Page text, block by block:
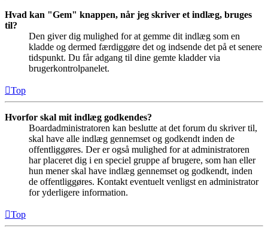
Hvad kan "Gem" knappen, når jeg skriver et indlæg, bruges
til?
Den giver dig mulighed for at gemme dit indlæg som en
kladde og dermed færdiggøre det og indsende det på et senere
tidspunkt. Du får adgang til dine gemte kladder via
brugerkontrolpanelet.
Top
Hvorfor skal mit indlæg godkendes?
Boardadministratoren kan beslutte at det forum du skriver til,
skal have alle indlæg gennemset og godkendt inden de
offentliggøres. Der er også mulighed for at administratoren
har placeret dig i en speciel gruppe af brugere, som han eller
hun mener skal have indlæg gennemset og godkendt, inden
de offentliggøres. Kontakt eventuelt venligst en administrator
for yderligere information.
Top